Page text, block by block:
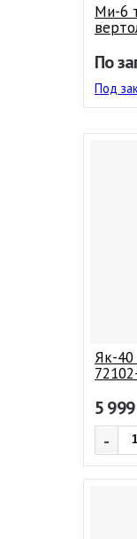
Ми-6
По
Под
Як-40
5 999
-